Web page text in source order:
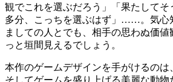
観でこれを選ぶだろう」「果たして
多分、こっちを選ぶはず」……。気心
ましての人とでも、相手の思わぬ価値
っと垣間見えるでしょう。
本作のゲームデザインを手がけるのは
そしてゲームを盛り上げる美麗な動